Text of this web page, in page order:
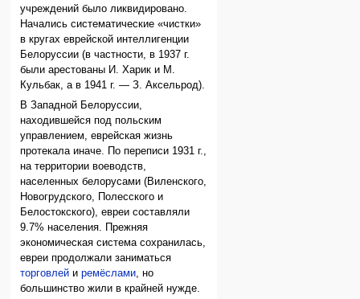
учреждений было ликвидировано.
Начались систематические «чистки»
в кругах еврейской интеллигенции
Белоруссии (в частности, в 1937 г.
были арестованы И. Харик и М.
Кульбак, а в 1941 г. — З. Аксельрод).
В Западной Белоруссии,
находившейся под польским
управлением, еврейская жизнь
протекала иначе. По переписи 1931 г.,
на территории воеводств,
населенных белорусами (Виленского,
Новогрудского, Полесского и
Белостокского), евреи составляли
9.7% населения. Прежняя
экономическая система сохранилась,
евреи продолжали заниматься
торговлей иремёслами, но
большинство жили в крайней нужде.